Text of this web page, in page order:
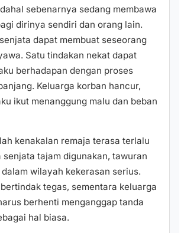
sebenarnya sedang membawa
dirinya sendiri dan orang lain.
dapat membuat seseorang
Satu tindakan nekat dapat
berhadapan dengan proses
Keluarga korban hancur,
ikut menanggung malu dan beban
kenakalan remaja terasa terlalu
senjata tajam digunakan, tawuran
wilayah kekerasan serius.
tegas, sementara keluarga
berhenti menganggap tanda
hal biasa.